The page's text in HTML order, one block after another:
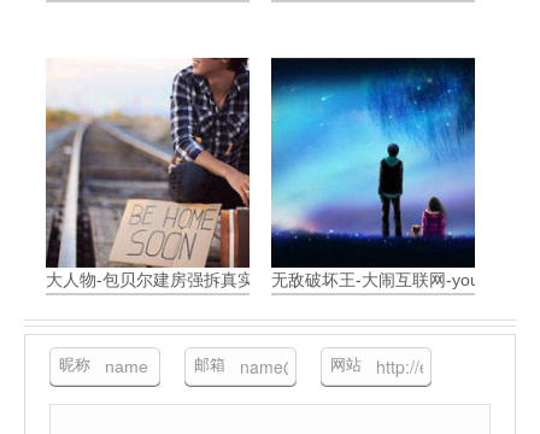
大人物-包贝尔建房强拆真实警察-影评无敌破坏王-大闹互联网-you are
昵称 邮箱 网站